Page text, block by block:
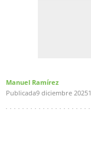
Manuel Ramírez
Publicada9 diciembre 2025